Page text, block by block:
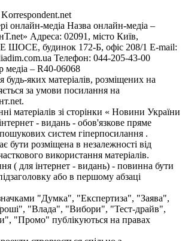
онлайн-медіа Назва онлайн-медіа –
Адреса: 02091, місто Київ,
будинок 172-Б, офіс 208/1 E-mail:
Телефон: 044-205-43-00
медіа – R40-06068
будь-яких матеріалів, розміщених на
за умови посилання на
матеріалів зі сторінки « Новини України
- видань - обов'язкове пряме
систем гіперпосилання .
бути розміщена в незалежності від
використання матеріалів.
( для інтернет - видань) - повинна бути
або в першому абзаці
"Думка", "Експертиза", "Заява",
"Влада", "Вибори", "Тест-драйв",
"Промо" публікуються на правах